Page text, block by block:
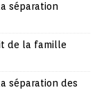
séparation
de la famille
séparation des